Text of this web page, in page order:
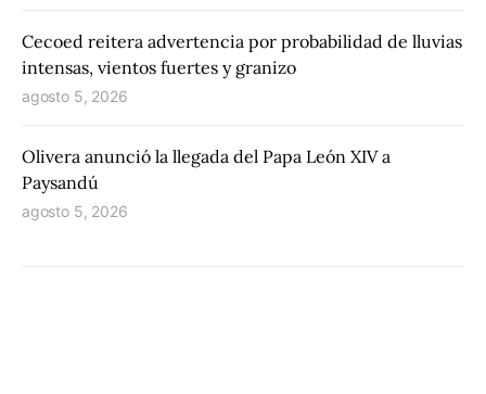
Cecoed reitera advertencia por probabilidad de lluvias
intensas, vientos fuertes y granizo
agosto 5, 2026
Olivera anunció la llegada del Papa León XIV a
Paysandú
agosto 5, 2026